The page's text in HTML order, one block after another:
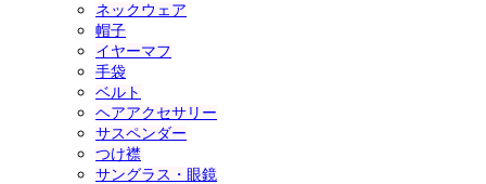
ネックウェア
帽子
イヤーマフ
手袋
ベルト
ヘアアクセサリー
サスペンダー
つけ襟
サングラス・眼鏡